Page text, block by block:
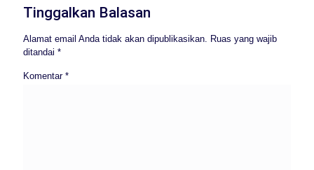
Tinggalkan Balasan
Alamat email Anda tidak akan dipublikasikan. Ruas yang wajib
ditandai *
Komentar *